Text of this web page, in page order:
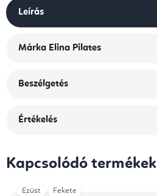
Leírás
Márka Elina Pilates
Beszélgetés
Értékelés
Kapcsolódó termékek
Ezüst Fekete